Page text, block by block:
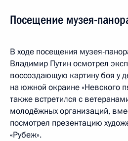
Посещение музея-
В ходе посещения музея-
Владимир Путин осмотрел
воссоздающую картину боя у
на южной окраине «Невского
также встретился с
молодёжных организаций,
посмотрел презентацию
«Рубеж».